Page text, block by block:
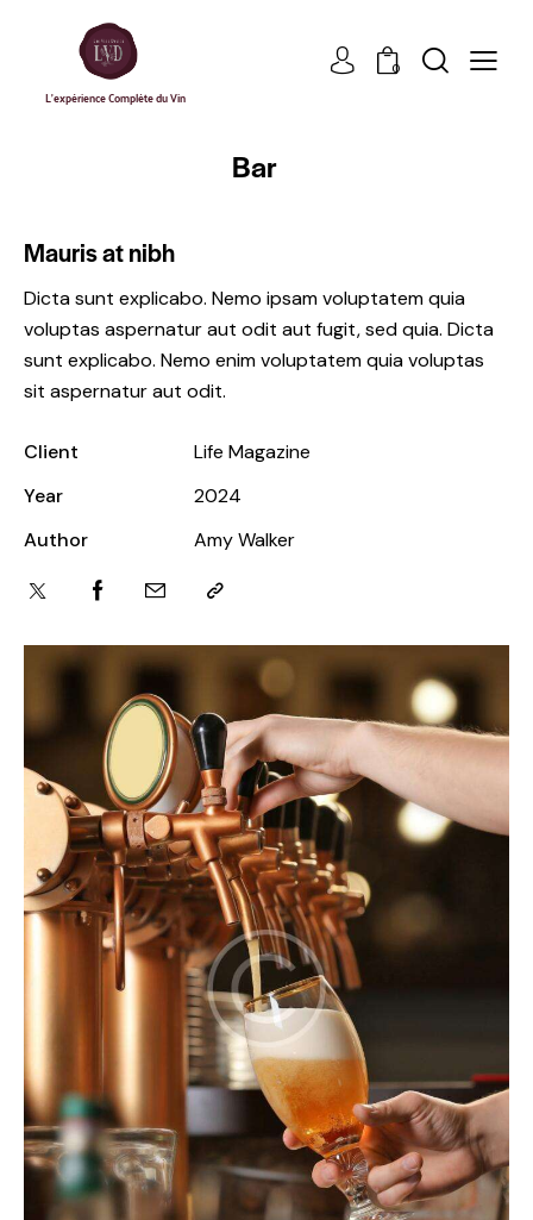
L'expérience Complète du Vin
0
Bar
Mauris at nibh
Dicta sunt explicabo. Nemo ipsam voluptatem quia
voluptas aspernatur aut odit aut fugit, sed quia. Dicta
sunt explicabo. Nemo enim voluptatem quia voluptas
sit aspernatur aut odit.
Client
Life Magazine
Year
2024
Author
Amy Walker